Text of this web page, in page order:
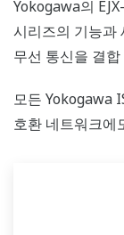
Yokogawa의
시리즈의 기능과
무선 통신을 결
모든 Yokogawa
호환 네트워크에